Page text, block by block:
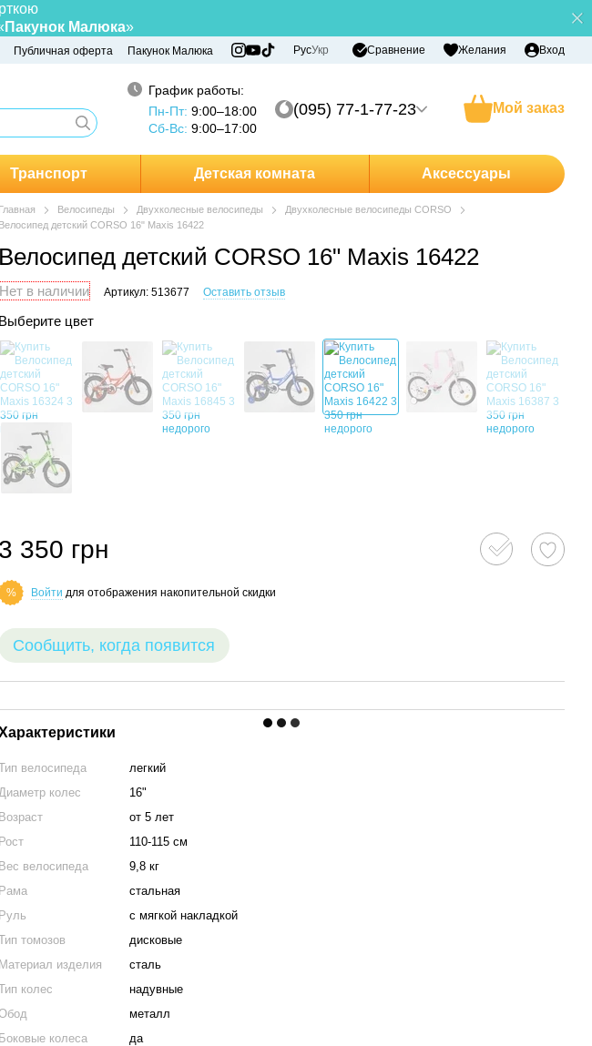
Пакунок Малюка»
Публичная оферта Пакунок Малюка РусУкр Сравнение Желания Вход
График работы:
Пн-Пт: 9:00–18:00
Сб-Вс: 9:00–17:00
(095) 77-1-77-23 Мой заказ
Транспорт Детская комната Аксессуары
Главная Велосипеды Двухколесные велосипеды
Двухколесные велосипеды CORSO
Велосипед детский CORSO 16" Maxis 16422
Велосипед детский CORSO 16" Maxis 16422
Нет в наличии Артикул: 513677 Оставить отзыв
Выберите цвет
3 350 грн
% Войти для отображения накопительной скидки
Сообщить, когда появится
велосипеда
легкий
колес
16"
Возраст
от 5 лет
Рост
110-115 см
Вес велосипеда
9,8 кг
Рама
стальная
Руль
с мягкой накладкой
томозов
дисковые
Материал изделия
сталь
колес
надувные
металл
Боковые колеса
да